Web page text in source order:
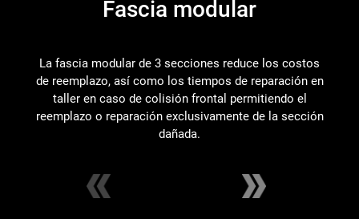
Fascia modular
La fascia modular de 3 secciones reduce los costos
de reemplazo, así como los tiempos de reparación en
taller en caso de colisión frontal permitiendo el
reemplazo o reparación exclusivamente de la sección
dañada.